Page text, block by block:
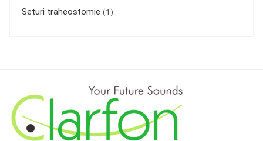
Seturi traheostomie (1)